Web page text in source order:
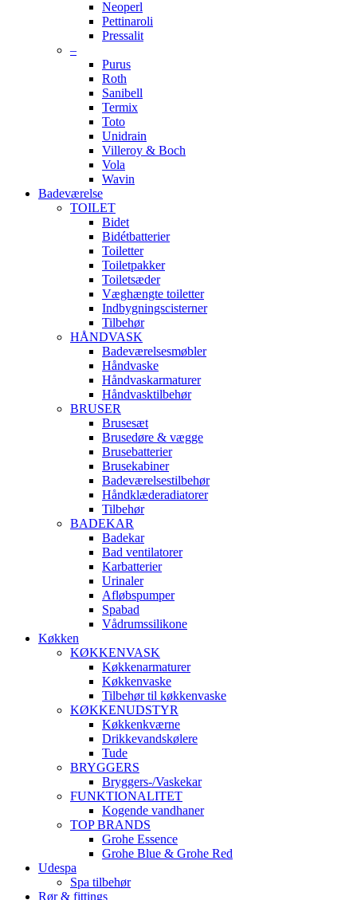
Neoperl
Pettinaroli
Pressalit
–
Purus
Roth
Sanibell
Termix
Toto
Unidrain
Villeroy & Boch
Vola
Wavin
Badeværelse
TOILET
Bidet
Bidétbatterier
Toiletter
Toiletpakker
Toiletsæder
Væghængte toiletter
Indbygningscisterner
Tilbehør
HÅNDVASK
Badeværelsesmøbler
Håndvaske
Håndvaskarmaturer
Håndvasktilbehør
BRUSER
Brusesæt
Brusedøre & vægge
Brusebatterier
Brusekabiner
Badeværelsestilbehør
Håndklæderadiatorer
Tilbehør
BADEKAR
Badekar
Bad ventilatorer
Karbatterier
Urinaler
Afløbspumper
Spabad
Vådrumssilikone
Køkken
KØKKENVASK
Køkkenarmaturer
Køkkenvaske
Tilbehør til køkkenvaske
KØKKENUDSTYR
Køkkenkværne
Drikkevandskølere
Tude
BRYGGERS
Bryggers-/Vaskekar
FUNKTIONALITET
Kogende vandhaner
TOP BRANDS
Grohe Essence
Grohe Blue & Grohe Red
Udespa
Spa tilbehør
Rør & fittings